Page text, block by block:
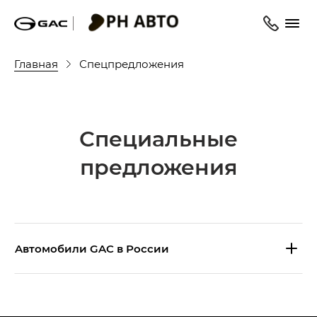
Главная Спецпредложения
Специальные
предложения
Aвтомобили GAC в России